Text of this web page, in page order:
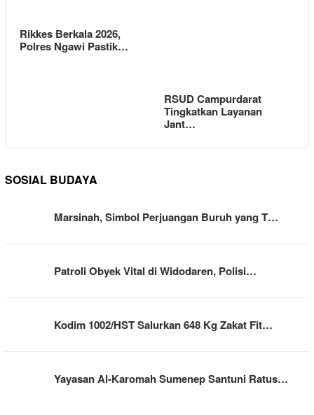
Rikkes Berkala 2026,
Polres Ngawi Pastik…
RSUD Campurdarat
Tingkatkan Layanan
Jant…
SOSIAL BUDAYA
Marsinah, Simbol Perjuangan Buruh yang T…
Patroli Obyek Vital di Widodaren, Polisi…
Kodim 1002/HST Salurkan 648 Kg Zakat Fit…
Yayasan Al-Karomah Sumenep Santuni Ratus…